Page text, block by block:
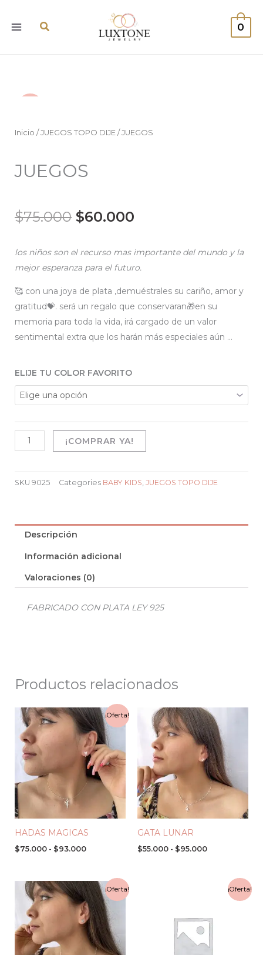
Buscar 0
Inicio / JUEGOS TOPO DIJE / JUEGOS
JUEGOS
$75.000 El
original
era:
$75.000.
$60.000
actual
es:
$60.000.
los niños son el recurso mas importante del mundo y la
mejor esperanza para el futuro.
🥰 con una joya de plata ,demuéstrales su cariño, amor y
gratitud💝. será un regalo que conservaran🎁en su
memoria para toda la vida, irá cargado de un valor
sentimental extra que los harán más especiales aún …
ELIJE TU COLOR FAVORITO
JUEGOS
cantidad
¡COMPRAR YA!
SKU 9025 Categories BABY KIDS JUEGOS TOPO DIJE
Descripción
Información adicional
Valoraciones (0)
FABRICADO CON PLATA LEY 925
Productos relacionados
¡Oferta!
HADAS MAGICAS
$75.000 - $93.000
Rango
de
precios:
desde
$75.000
hasta
$93.000
GATA LUNAR
$55.000 - $95.000
Rango
de
precios:
desde
$55.000
hasta
$95.000
¡Oferta!
Rango
de
precios:
desde
$100.000
hasta
$140.000
¡Oferta!
$75.000.$65.000.